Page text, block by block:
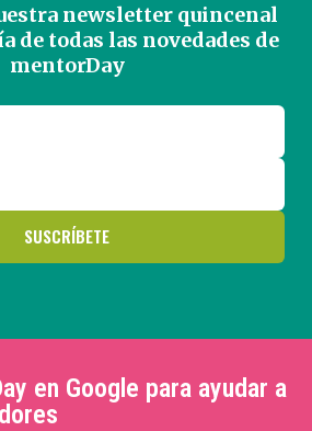
newsletter quincenal
de todas las novedades de
mentorDay
en Google para ayudar a